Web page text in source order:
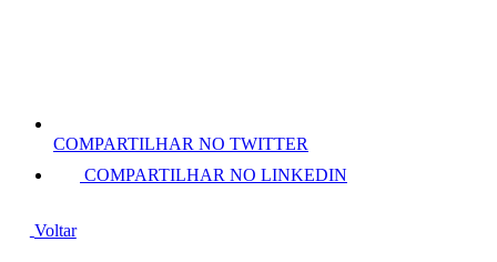
COMPARTILHAR NO TWITTER
COMPARTILHAR NO LINKEDIN
Voltar